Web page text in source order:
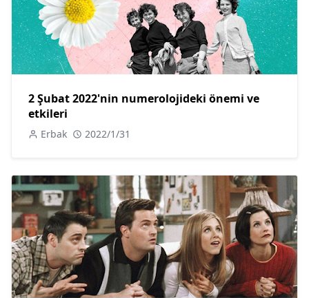
2 Şubat 2022'nin numerolojideki önemi ve
etkileri
Erbak 2022/1/31